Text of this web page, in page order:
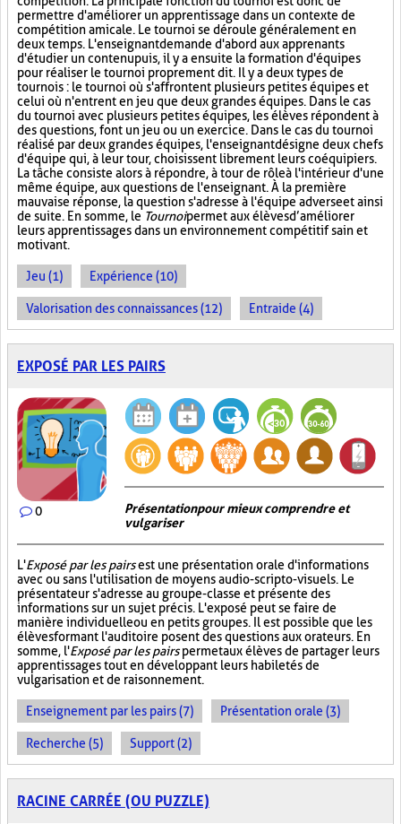
permettre d'améliorer un apprentissage dans un contexte de
compétition amicale. Le tournoi se déroule généralement en
deux temps. L'enseignant demande d'abord aux apprenants
d'étudier un contenu puis, il y a ensuite la formation d'équipes
pour réaliser le tournoi proprement dit. Il y a deux types de
tournois : le tournoi où s'affrontent plusieurs petites équipes et
celui où n'entrent en jeu que deux grandes équipes. Dans le cas
du tournoi avec plusieurs petites équipes, les élèves répondent à
des questions, font un jeu ou un exercice. Dans le cas du tournoi
réalisé par deux grandes équipes, l'enseignant désigne deux chefs
d'équipe qui, à leur tour, choisissent librement leurs coéquipiers.
La tâche consiste alors à répondre, à tour de rôle à l'intérieur d'une
même équipe, aux questions de l'enseignant. À la première
mauvaise réponse, la question s'adresse à l'équipe adverse et ainsi
de suite. En somme, le Tournoipermet aux élèves d’améliorer
leurs apprentissages dans un environnement compétitif sain et
motivant.
Jeu (1) Expérience (10)
Valorisation des connaissances (12) Entraide (4)
EXPOSÉ PAR LES PAIRS
0
Présentation pour mieux comprendre et
vulgariser
L'Exposé par les pairsest une présentation orale d'informations
avec ou sans l'utilisation de moyens audio-scripto-visuels. Le
présentateur s'adresse au groupe-classe et présente des
informations sur un sujet précis. L'exposé peut se faire de
manière individuelle ou en petits groupes. Il est possible que les
élèves formant l'auditoire posent des questions aux orateurs. En
somme, l'Exposé par les pairspermet aux élèves de partager leurs
apprentissages tout en développant leurs habiletés de
vulgarisation et de raisonnement.
Enseignement par les pairs (7) Présentation orale (3)
Recherche (5) Support (2)
RACINE CARRÉE (OU PUZZLE)